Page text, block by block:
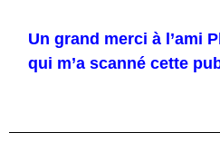
Un grand merci à l’ami
qui m’a scanné cette